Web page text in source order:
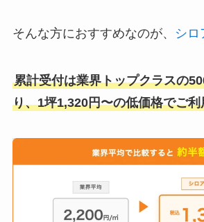
そんな方におすすめなのが、 シロ
累計受付は業界トップクラスの
り、1坪1,320円〜の低価格でご